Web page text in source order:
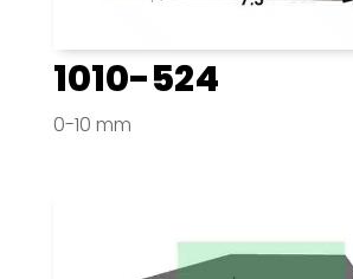
1010-524
0-10 mm